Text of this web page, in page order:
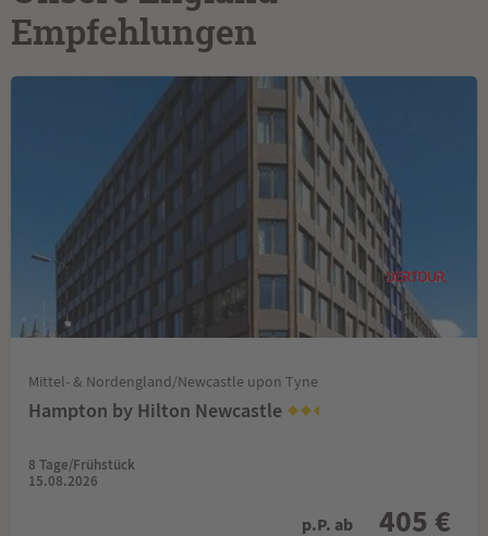
Empfehlungen
Mittel- & Nordengland/Newcastle upon Tyne
Hampton by Hilton Newcastle
8 Tage/Frühstück
15.08.2026
p.P. ab 405 €